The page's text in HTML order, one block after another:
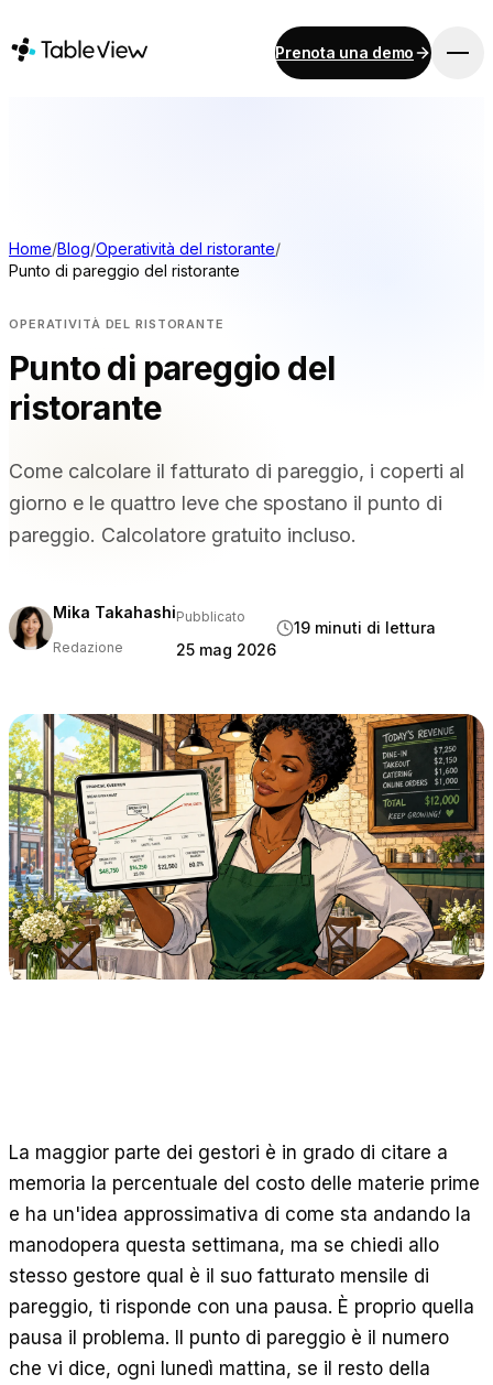
Prenota una demo
Contabilità
Pagamenti
Instant Site
SOLUZIONI
PER TIPO DI STRUTTURA
Bar e discoteche
Hotel e resort
Da asporto e consegna a domicilio
CONFRONTA
Tableview contro Toast
Tableview contro Square
Tableview contro Lightspeed
RISORSE
Blog
INIZIA
Prezzi
Lavora con noi
Prenota una demo
Home/Blog/Operatività del ristorante/
Punto di pareggio del ristorante
OPERATIVITÀ DEL RISTORANTE
Punto di pareggio del
ristorante
Come calcolare il fatturato di pareggio, i coperti al
giorno e le quattro leve che spostano il punto di
pareggio. Calcolatore gratuito incluso.
Mika Takahashi
Redazione
Pubblicato
25 mag 2026
19 minuti di lettura
La maggior parte dei gestori è in grado di citare a
memoria la percentuale del costo delle materie prime
e ha un'idea approssimativa di come sta andando la
manodopera questa settimana, ma se chiedi allo
stesso gestore qual è il suo fatturato mensile di
pareggio, ti risponde con una pausa. È proprio quella
pausa il problema. Il punto di pareggio è il numero
che vi dice, ogni lunedì mattina, se il resto della